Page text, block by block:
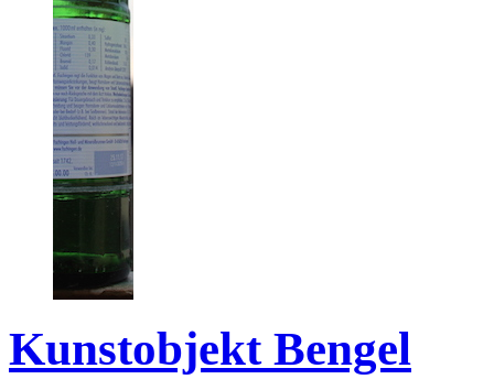
Kunstobjekt Bengel